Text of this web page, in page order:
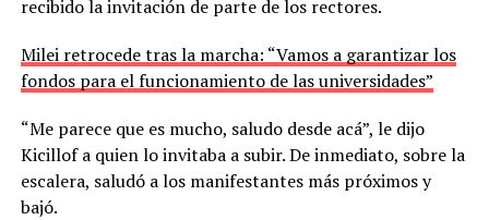
recibido la invitación de parte de los rectores.
Milei retrocede tras la marcha: “Vamos a garantizar los
fondos para el funcionamiento de las universidades”
“Me parece que es mucho, saludo desde acá”, le dijo
Kicillof a quien lo invitaba a subir. De inmediato, sobre la
escalera, saludó a los manifestantes más próximos y
bajó.